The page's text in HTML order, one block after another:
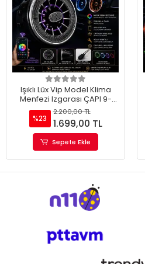
Işıklı Lüx Vip Model Klima
Menfezi Izgarası ÇAPI 9-
10CM (2 ADET)
%23
2.200,00 TL
1.699,00 TL
Sepete Ekle